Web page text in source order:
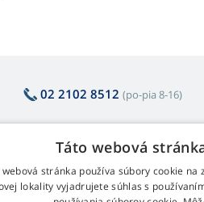
02 2102 8512 (po-pia 8-16)
O nákupe lámp
Vrátenie a reklamácia
Táto webová
stránka používa súbory cookie
lokality vyjadrujete súhlas s